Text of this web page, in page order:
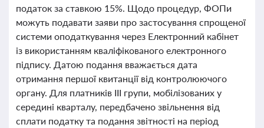
податок за ставкою 15%. Щодо процедур, ФОПи
можуть подавати заяви про застосування спрощеної
системи оподаткування через Електронний кабінет
із використанням кваліфікованого електронного
підпису. Датою подання вважається дата
отримання першої квитанції від контролюючого
органу. Для платників III групи, мобілізованих у
середині кварталу, передбачено звільнення від
сплати податку та подання звітності на період